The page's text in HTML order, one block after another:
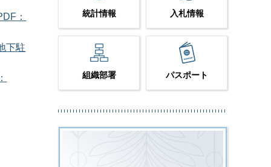
：
下駐
統計情報 入札情報
組織部署 パスポート